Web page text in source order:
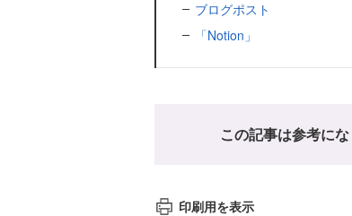
ブログポスト
「Notion」
この記事は参考に
印刷用を表示